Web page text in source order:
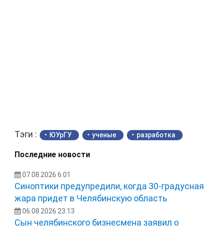
Тэги : ЮУрГУ ученые разработка
Последние новости
07.08.2026 6:01
Синоптики предупредили, когда 30-градусная
жара придет в Челябинскую область
06.08.2026 23:13
Сын челябинского бизнесмена заявил о